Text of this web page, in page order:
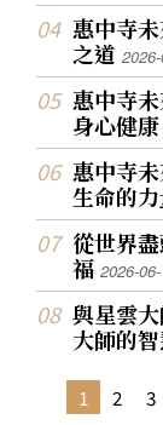
惠中寺
之道
惠中寺
身心健
惠中寺
生命的
從世界
福2026-
與星雲
大師的
1 2 3